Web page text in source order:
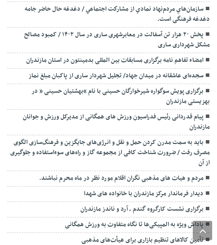
سازمان‌هاي مردم‌نهاد نمادي از مشاركت اجتماعي / دغدغه حال حاضر جامه
دغدغه فرهنگی است.
پخش ۲۰ هزار تن آسفالت در معابرشهری ساری در سال ۱۴۰۲ / کمبود مصالح
مشکل شهرداری ساری
امضاء تفاهم نامه برگزاری مسابقات بین المللی بدمینتون در استان مازندران
سجده‌ای عاشقانه در میدان جهاد/ تجلیل شهردار ساری از پاکبان مبلغ نماز
برگزاری پویش سوگواره شیرخوارگان حسینی با نام “بهشتیان حسینی ” در
بهزیستی مازندران
پیام قدردانی رئیس فدراسیون ورزش های همگانی از مدیرکل ورزش و جوانان
مازندران
باید به سمت مدرن کردن حمل و نقل و انرژی‌های جایگزین و فرهنگ‌سازی الگوی
مصرف رفت / ضرورت شناخت کافی از مجموعه گاز و راه‌های سوءاستفاده و جلوگیری
از آن
مردم و هیات های مذهبی نگران اقلام مورد نظر در ماه محرم نباشند.
دیدار فرماندار مرکز مازندران با خانواده های شهدا
برگزاری نشست کارگروه گندم ، آرد و ناندز مازندران
پاداش ویژه به المپیکی‌ها تا نگاه متفاوت به ورزش همگانی
تأمین کالاهای تنظیم بازاری برای هیأت‌های مذهبی